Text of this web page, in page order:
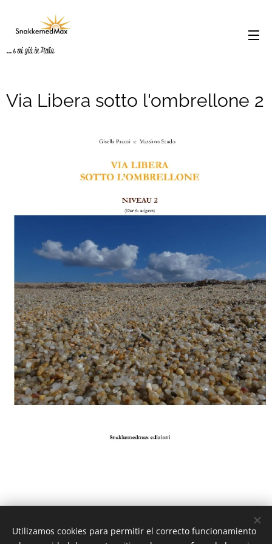
... e sei già in Italia
Via Libera sotto l'ombrellone 2
© 2023 Snakkemdmax I/S - Tutti i diritti riservati
Utilizamos cookies para permitir el correcto funcionamiento